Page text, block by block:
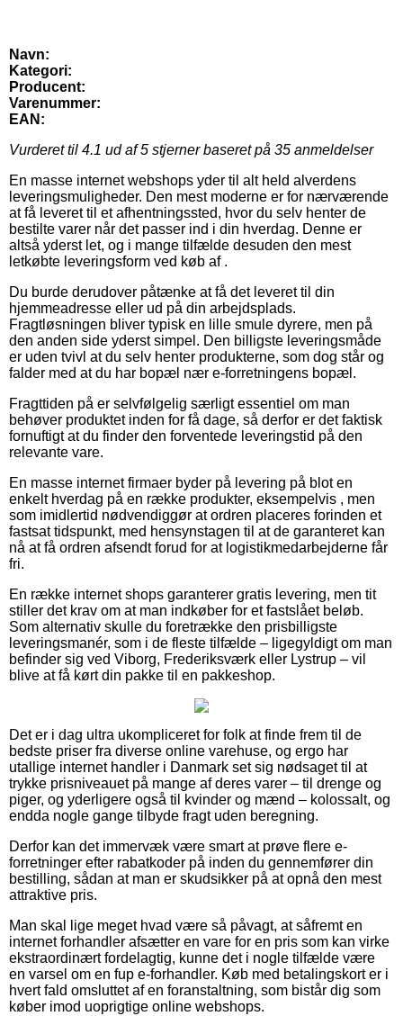
Navn:
Kategori:
Producent:
Varenummer:
EAN:
Vurderet til 4.1 ud af 5 stjerner baseret på 35 anmeldelser
En masse internet webshops yder til alt held alverdens
leveringsmuligheder. Den mest moderne er for nærværende
at få leveret til et afhentningssted, hvor du selv henter de
bestilte varer når det passer ind i din hverdag. Denne er
altså yderst let, og i mange tilfælde desuden den mest
letkøbte leveringsform ved køb af .
Du burde derudover påtænke at få det leveret til din
hjemmeadresse eller ud på din arbejdsplads.
Fragtløsningen bliver typisk en lille smule dyrere, men på
den anden side yderst simpel. Den billigste leveringsmåde
er uden tvivl at du selv henter produkterne, som dog står og
falder med at du har bopæl nær e-forretningens bopæl.
Fragttiden på er selvfølgelig særligt essentiel om man
behøver produktet inden for få dage, så derfor er det faktisk
fornuftigt at du finder den forventede leveringstid på den
relevante vare.
En masse internet firmaer byder på levering på blot en
enkelt hverdag på en række produkter, eksempelvis , men
som imidlertid nødvendiggør at ordren placeres forinden et
fastsat tidspunkt, med hensynstagen til at de garanteret kan
nå at få ordren afsendt forud for at logistikmedarbejderne får
fri.
En række internet shops garanterer gratis levering, men tit
stiller det krav om at man indkøber for et fastslået beløb.
Som alternativ skulle du foretrække den prisbilligste
leveringsmanér, som i de fleste tilfælde – ligegyldigt om man
befinder sig ved Viborg, Frederiksværk eller Lystrup – vil
blive at få kørt din pakke til en pakkeshop.
Det er i dag ultra ukompliceret for folk at finde frem til de
bedste priser fra diverse online varehuse, og ergo har
utallige internet handler i Danmark set sig nødsaget til at
trykke prisniveauet på mange af deres varer – til drenge og
piger, og yderligere også til kvinder og mænd – kolossalt, og
endda nogle gange tilbyde fragt uden beregning.
Derfor kan det immervæk være smart at prøve flere e-
forretninger efter rabatkoder på inden du gennemfører din
bestilling, sådan at man er skudsikker på at opnå den mest
attraktive pris.
Man skal lige meget hvad være så påvagt, at såfremt en
internet forhandler afsætter en vare for en pris som kan virke
ekstraordinært fordelagtig, kunne det i nogle tilfælde være
en varsel om en fup e-forhandler. Køb med betalingskort er i
hvert fald omsluttet af en foranstaltning, som bistår dig som
køber imod uoprigtige online webshops.